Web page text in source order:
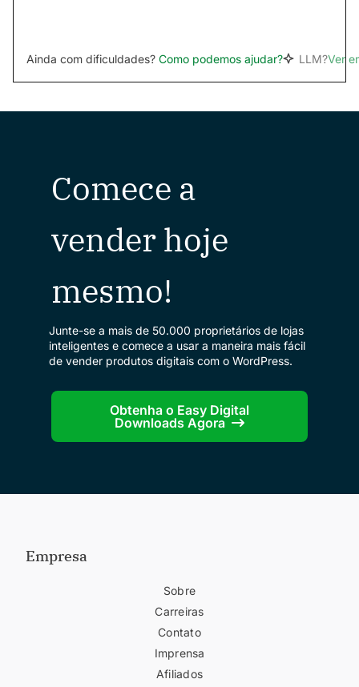
Ainda com dificuldades? Como podemos ajudar? LLM?Ver
Comece a
vender hoje
mesmo!
Junte-se a mais de 50.000 proprietários de lojas
inteligentes e comece a usar a maneira mais fácil
de vender produtos digitais com o WordPress.
Obtenha o Easy Digital
Downloads Agora
Empresa
Sobre
Carreiras
Contato
Imprensa
Afiliados